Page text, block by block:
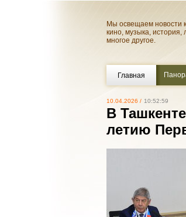
Мы освещаем новости
кино, музыка, история,
многое другое.
Главная
10.04.2026 / 10:52:59
В
летию